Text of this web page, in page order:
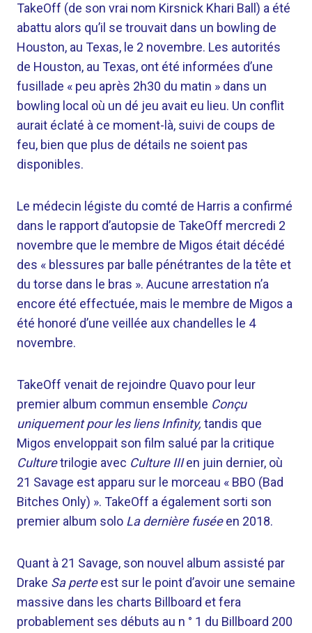
TakeOff (de son vrai nom Kirsnick Khari Ball) a été
abattu alors qu’il se trouvait dans un bowling de
Houston, au Texas, le 2 novembre. Les autorités
de Houston, au Texas, ont été informées d’une
fusillade « peu après 2h30 du matin » dans un
bowling local où un dé jeu avait eu lieu. Un conflit
aurait éclaté à ce moment-là, suivi de coups de
feu, bien que plus de détails ne soient pas
disponibles.
Le médecin légiste du comté de Harris a confirmé
dans le rapport d’autopsie de TakeOff mercredi 2
novembre que le membre de Migos était décédé
des « blessures par balle pénétrantes de la tête et
du torse dans le bras ». Aucune arrestation n’a
encore été effectuée, mais le membre de Migos a
été honoré d’une veillée aux chandelles le 4
novembre.
TakeOff venait de rejoindre Quavo pour leur
premier album commun ensemble Conçu
uniquement pour les liens Infinity, tandis que
Migos enveloppait son film salué par la critique
Culturetrilogie avec Culture IIIen juin dernier, où
21 Savage est apparu sur le morceau « BBO (Bad
Bitches Only) ». TakeOff a également sorti son
premier album solo La dernière fuséeen 2018.
Quant à 21 Savage, son nouvel album assisté par
Drake Sa perteest sur le point d’avoir une semaine
massive dans les charts Billboard et fera
probablement ses débuts au n ° 1 du Billboard 200